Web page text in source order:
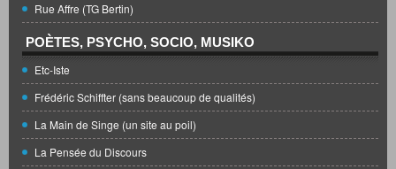
Rue Affre (TG Bertin)
POÈTES, PSYCHO, SOCIO, MUSIKO
Etc-Iste
Frédéric Schiffter (sans beaucoup de qualités)
La Main de Singe (un site au poil)
La Pensée du Discours